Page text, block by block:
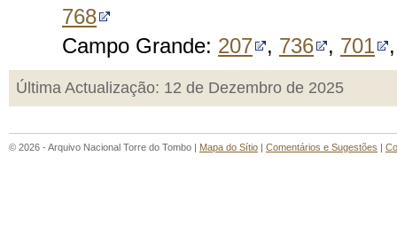
768
Campo Grande: 207 , 736 , 701
Última Actualização: 12 de Dezembro de 2025
© 2026 - Arquivo Nacional Torre do Tombo | Mapa do Sítio | Comentários e Sugestões |